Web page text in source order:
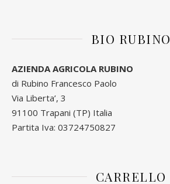
BIO RUBINO
AZIENDA AGRICOLA RUBINO
di Rubino Francesco Paolo
Via Liberta’, 3
91100 Trapani (TP) Italia
Partita Iva: 03724750827
CARRELLO